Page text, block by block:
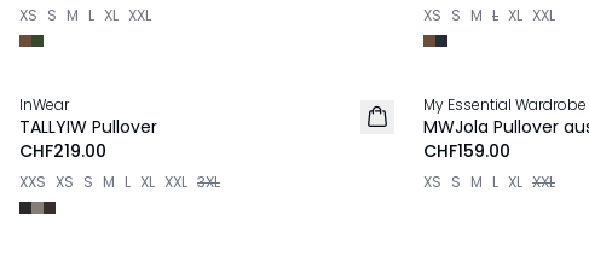
XS S M L XL XXL XS S M L XL XXL
NEU
InWear
TALLYIW Pullover
CHF219.00
XXS XS S M L XL XXL 3XL
NEU
My Essential Wardrobe
MWJola Pullover
CHF159.00
XS S M L XL XXL